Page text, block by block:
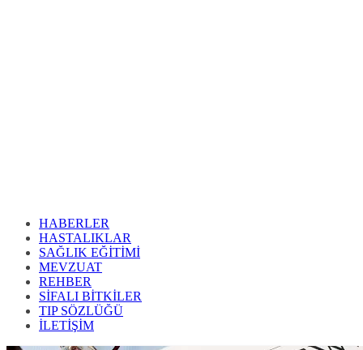
HABERLER
HASTALIKLAR
SAĞLIK EĞİTİMİ
MEVZUAT
REHBER
SİFALI BİTKİLER
TIP SÖZLÜĞÜ
İLETİŞİM